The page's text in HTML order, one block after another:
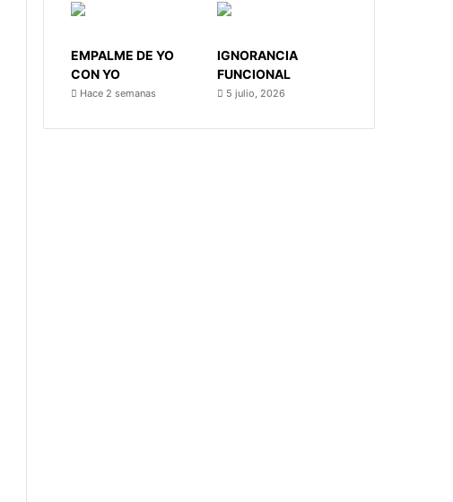
EMPALME DE YO
CON YO
Hace 2 semanas
IGNORANCIA
FUNCIONAL
5 julio, 2026